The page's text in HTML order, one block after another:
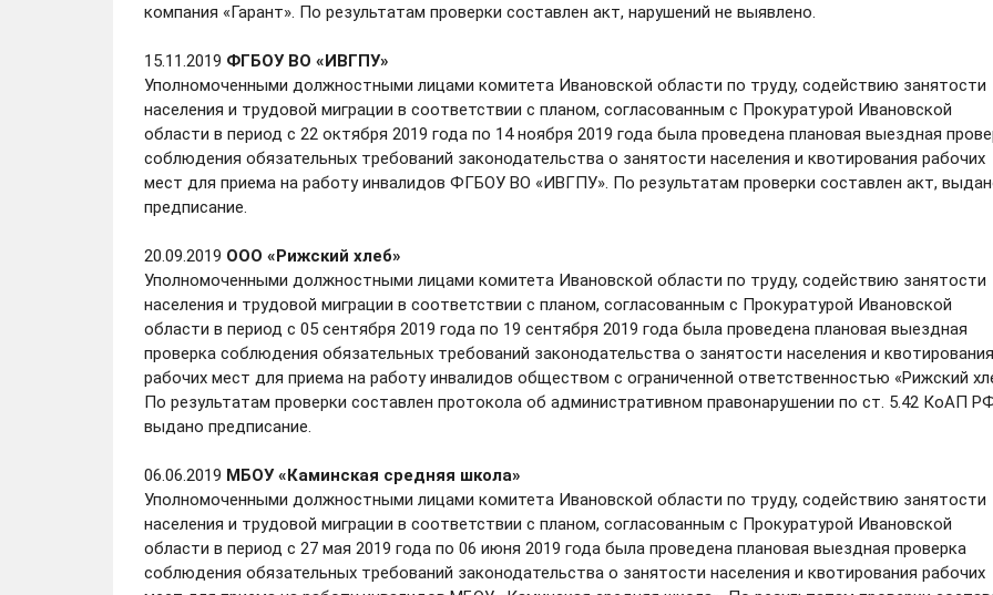
компания «Гарант». По результатам проверки составлен акт, нарушений не выявлено.
15.11.2019 ФГБОУ ВО «ИВГПУ»
Уполномоченными должностными лицами комитета Ивановской области по труду, содействию занятости
населения и трудовой миграции в соответствии с планом, согласованным с Прокуратурой Ивановской
области в период с 22 октября 2019 года по 14 ноября 2019 года была проведена плановая выездная
соблюдения обязательных требований законодательства о занятости населения и квотирования рабочих
мест для приема на работу инвалидов ФГБОУ ВО «ИВГПУ». По результатам проверки составлен акт,
предписание.
20.09.2019 ООО «Рижский хлеб»
Уполномоченными должностными лицами комитета Ивановской области по труду, содействию занятости
населения и трудовой миграции в соответствии с планом, согласованным с Прокуратурой Ивановской
области в период с 05 сентября 2019 года по 19 сентября 2019 года была проведена плановая выездная
проверка соблюдения обязательных требований законодательства о занятости населения и квотирования
рабочих мест для приема на работу инвалидов обществом с ограниченной ответственностью «Рижский
По результатам проверки составлен протокола об административном правонарушении по ст. 5.42 КоАП
выдано предписание.
06.06.2019 МБОУ «Каминская средняя школа»
Уполномоченными должностными лицами комитета Ивановской области по труду, содействию занятости
населения и трудовой миграции в соответствии с планом, согласованным с Прокуратурой Ивановской
области в период с 27 мая 2019 года по 06 июня 2019 года была проведена плановая выездная проверка
соблюдения обязательных требований законодательства о занятости населения и квотирования рабочих